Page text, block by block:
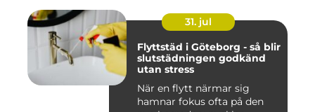
31. jul
Flyttstäd i Göteborg - så blir
slutstädningen godkänd
utan stress
När en flytt närmar sig
hamnar fokus ofta på den